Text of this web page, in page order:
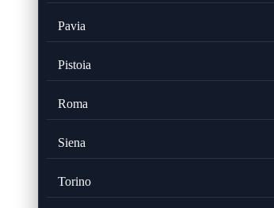
Pavia
Pistoia
Roma
Siena
Torino